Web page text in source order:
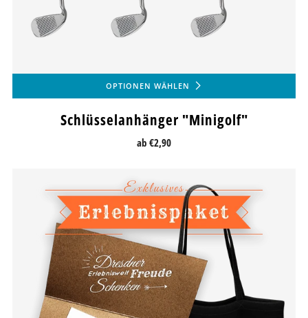
OPTIONEN WÄHLEN
Schlüsselanhänger "Minigolf"
ab €2,90